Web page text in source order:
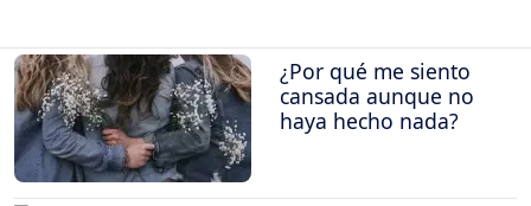
¿Por qué me siento
cansada aunque no
haya hecho nada?